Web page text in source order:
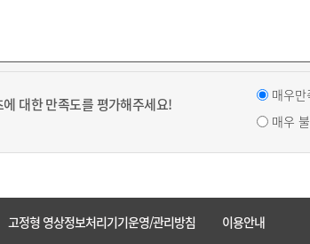
대한 만족도를 평가해주세요! 매우만
매우
고정형 영상정보처리기기운영/관리방침 이용안내